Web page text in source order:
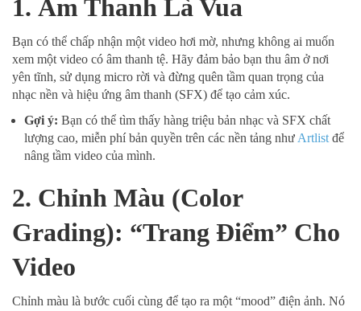
1. Âm Thanh Là Vua
Bạn có thể chấp nhận một video hơi mờ, nhưng không ai muốn
xem một video có âm thanh tệ. Hãy đảm bảo bạn thu âm ở nơi
yên tĩnh, sử dụng micro rời và đừng quên tầm quan trọng của
nhạc nền và hiệu ứng âm thanh (SFX) để tạo cảm xúc.
Gợi ý: Bạn có thể tìm thấy hàng triệu bản nhạc và SFX chất
lượng cao, miễn phí bản quyền trên các nền tảng như Artlist để
nâng tầm video của mình.
2. Chỉnh Màu (Color
Grading): “Trang Điểm” Cho
Video
Chỉnh màu là bước cuối cùng để tạo ra một “mood” điện ảnh. Nó